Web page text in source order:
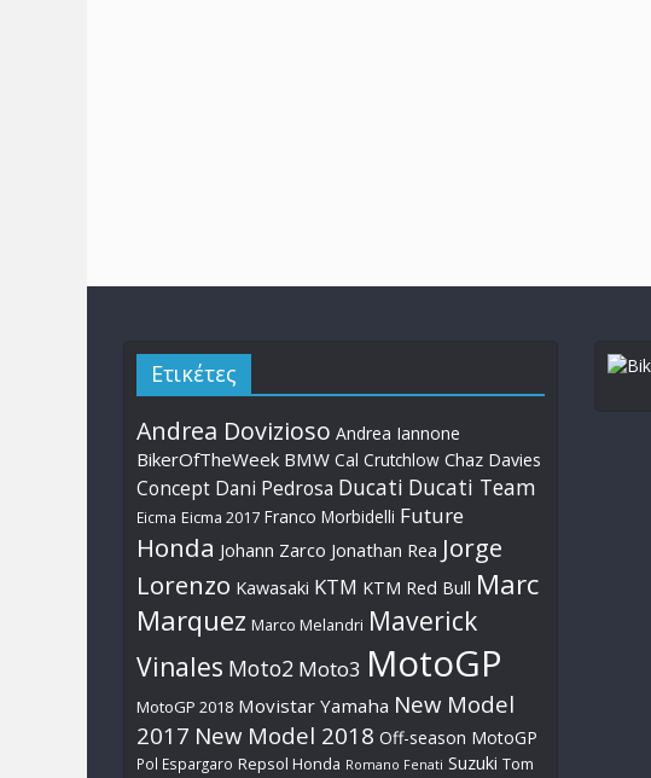
Ετικέτες
Andrea Dovizioso Andrea Iannone
BikerOfTheWeek BMW Cal Crutchlow Chaz Davies
Concept Dani Pedrosa Ducati Ducati Team
Eicma Eicma 2017 Franco Morbidelli Future
Honda Johann Zarco Jonathan Rea Jorge
Lorenzo Kawasaki KTM KTM Red Bull Marc
Marquez Marco Melandri Maverick
Vinales Moto2 Moto3 MotoGP
MotoGP 2018 Movistar Yamaha New Model
2017 New Model 2018 Off-season MotoGP
Pol Espargaro Repsol Honda Romano Fenati Suzuki Tom